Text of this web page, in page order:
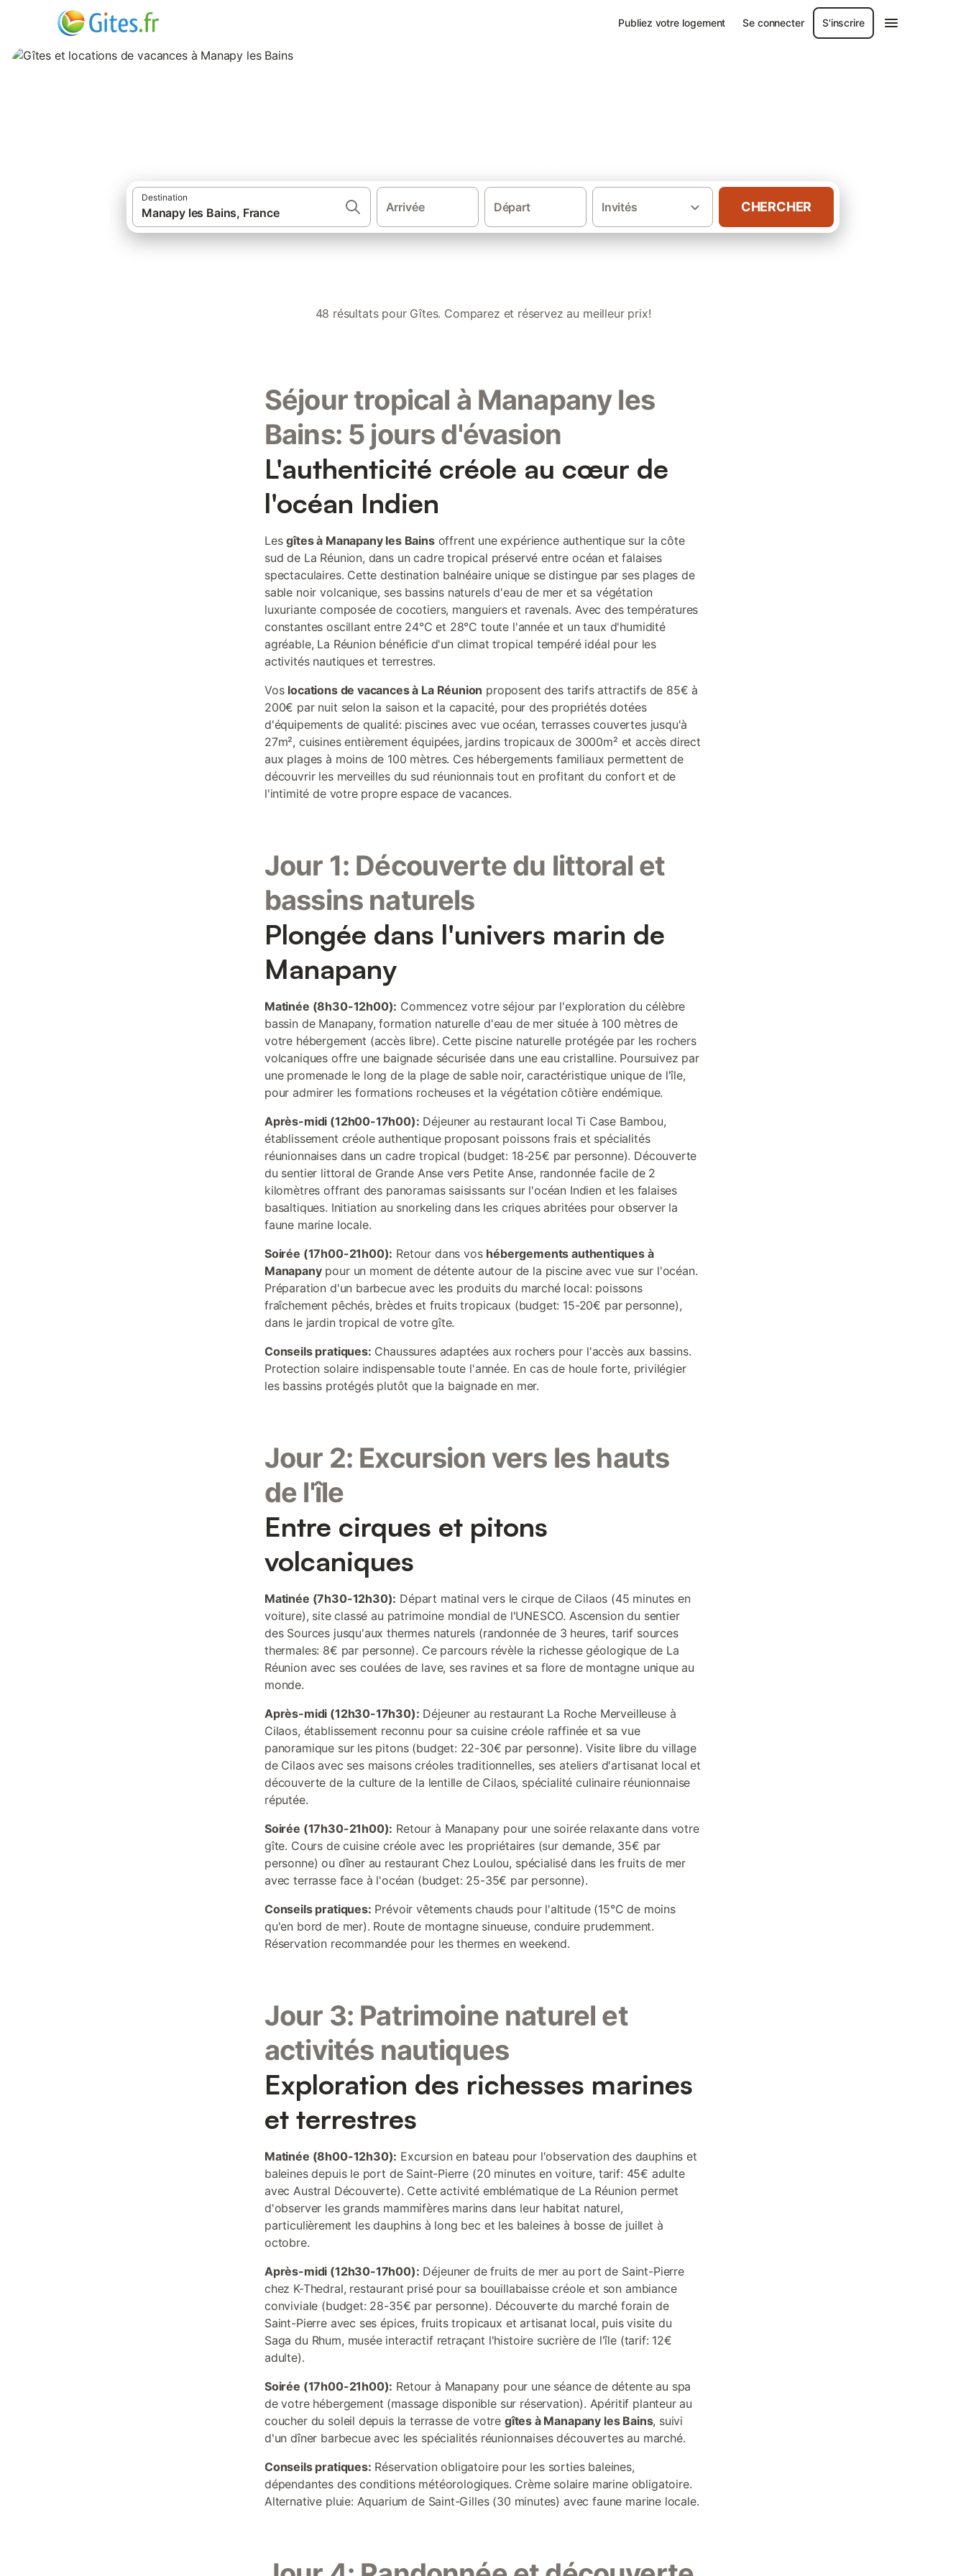
Publiez votre logement Se connecter S'inscrire
Destination
Arrivée Départ Invités CHERCHER
48 résultats pour Gîtes. Comparez et réservez au meilleur prix!
Séjour tropical à Manapany les
Bains: 5 jours d'évasion
L'authenticité créole au cœur de
l'océan Indien
Lesgîtes à Manapany les Bainsoffrent une expérience authentique sur la côte
sud de La Réunion, dans un cadre tropical préservé entre océan et falaises
spectaculaires. Cette destination balnéaire unique se distingue par ses plages de
sable noir volcanique, ses bassins naturels d'eau de mer et sa végétation
luxuriante composée de cocotiers, manguiers et ravenals. Avec des températures
constantes oscillant entre 24°C et 28°C toute l'année et un taux d'humidité
agréable, La Réunion bénéficie d'un climat tropical tempéré idéal pour les
activités nautiques et terrestres.
Vos locations de vacances à La Réunion proposent des tarifs attractifs de 85€ à
200€ par nuit selon la saison et la capacité, pour des propriétés dotées
d'équipements de qualité: piscines avec vue océan, terrasses couvertes jusqu'à
27m², cuisines entièrement équipées, jardins tropicaux de 3000m² et accès direct
aux plages à moins de 100 mètres. Ces hébergements familiaux permettent de
découvrir les merveilles du sud réunionnais tout en profitant du confort et de
l'intimité de votre propre espace de vacances.
Jour 1: Découverte du littoral et
bassins naturels
Plongée dans l'univers marin de
Manapany
Matinée (8h30-12h00): Commencez votre séjour par l'exploration du célèbre
bassin de Manapany, formation naturelle d'eau de mer située à 100 mètres de
votre hébergement (accès libre). Cette piscine naturelle protégée par les rochers
volcaniques offre une baignade sécurisée dans une eau cristalline. Poursuivez par
une promenade le long de la plage de sable noir, caractéristique unique de l'île,
pour admirer les formations rocheuses et la végétation côtière endémique.
Après-midi (12h00-17h00): Déjeuner au restaurant local Ti Case Bambou,
établissement créole authentique proposant poissons frais et spécialités
réunionnaises dans un cadre tropical (budget: 18-25€ par personne). Découverte
du sentier littoral de Grande Anse vers Petite Anse, randonnée facile de 2
kilomètres offrant des panoramas saisissants sur l'océan Indien et les falaises
basaltiques. Initiation au snorkeling dans les criques abritées pour observer la
faune marine locale.
Soirée (17h00-21h00): Retour dans vos hébergements authentiques à
Manapanypour un moment de détente autour de la piscine avec vue sur l'océan.
Préparation d'un barbecue avec les produits du marché local: poissons
fraîchement pêchés, brèdes et fruits tropicaux (budget: 15-20€ par personne),
dans le jardin tropical de votre gîte.
Conseils pratiques: Chaussures adaptées aux rochers pour l'accès aux bassins.
Protection solaire indispensable toute l'année. En cas de houle forte, privilégier
les bassins protégés plutôt que la baignade en mer.
Jour 2: Excursion vers les hauts
de l'île
Entre cirques et pitons
volcaniques
Matinée (7h30-12h30): Départ matinal vers le cirque de Cilaos (45 minutes en
voiture), site classé au patrimoine mondial de l'UNESCO. Ascension du sentier
des Sources jusqu'aux thermes naturels (randonnée de 3 heures, tarif sources
thermales: 8€ par personne). Ce parcours révèle la richesse géologique de La
Réunion avec ses coulées de lave, ses ravines et sa flore de montagne unique au
monde.
Après-midi (12h30-17h30): Déjeuner au restaurant La Roche Merveilleuse à
Cilaos, établissement reconnu pour sa cuisine créole raffinée et sa vue
panoramique sur les pitons (budget: 22-30€ par personne). Visite libre du village
de Cilaos avec ses maisons créoles traditionnelles, ses ateliers d'artisanat local et
découverte de la culture de la lentille de Cilaos, spécialité culinaire réunionnaise
réputée.
Soirée (17h30-21h00): Retour à Manapany pour une soirée relaxante dans votre
gîte. Cours de cuisine créole avec les propriétaires (sur demande, 35€ par
personne) ou dîner au restaurant Chez Loulou, spécialisé dans les fruits de mer
avec terrasse face à l'océan (budget: 25-35€ par personne).
Conseils pratiques: Prévoir vêtements chauds pour l'altitude (15°C de moins
qu'en bord de mer). Route de montagne sinueuse, conduire prudemment.
Réservation recommandée pour les thermes en weekend.
Jour 3: Patrimoine naturel et
activités nautiques
Exploration des richesses marines
et terrestres
Matinée (8h00-12h30): Excursion en bateau pour l'observation des dauphins et
baleines depuis le port de Saint-Pierre (20 minutes en voiture, tarif: 45€ adulte
avec Austral Découverte). Cette activité emblématique de La Réunion permet
d'observer les grands mammifères marins dans leur habitat naturel,
particulièrement les dauphins à long bec et les baleines à bosse de juillet à
octobre.
Après-midi (12h30-17h00): Déjeuner de fruits de mer au port de Saint-Pierre
chez K-Thedral, restaurant prisé pour sa bouillabaisse créole et son ambiance
conviviale (budget: 28-35€ par personne). Découverte du marché forain de
Saint-Pierre avec ses épices, fruits tropicaux et artisanat local, puis visite du
Saga du Rhum, musée interactif retraçant l'histoire sucrière de l'île (tarif: 12€
adulte).
Soirée (17h00-21h00): Retour à Manapany pour une séance de détente au spa
de votre hébergement (massage disponible sur réservation). Apéritif planteur au
coucher du soleil depuis la terrasse de votre gîtes à Manapany les Bains, suivi
d'un dîner barbecue avec les spécialités réunionnaises découvertes au marché.
Conseils pratiques: Réservation obligatoire pour les sorties baleines,
dépendantes des conditions météorologiques. Crème solaire marine obligatoire.
Alternative pluie: Aquarium de Saint-Gilles (30 minutes) avec faune marine locale.